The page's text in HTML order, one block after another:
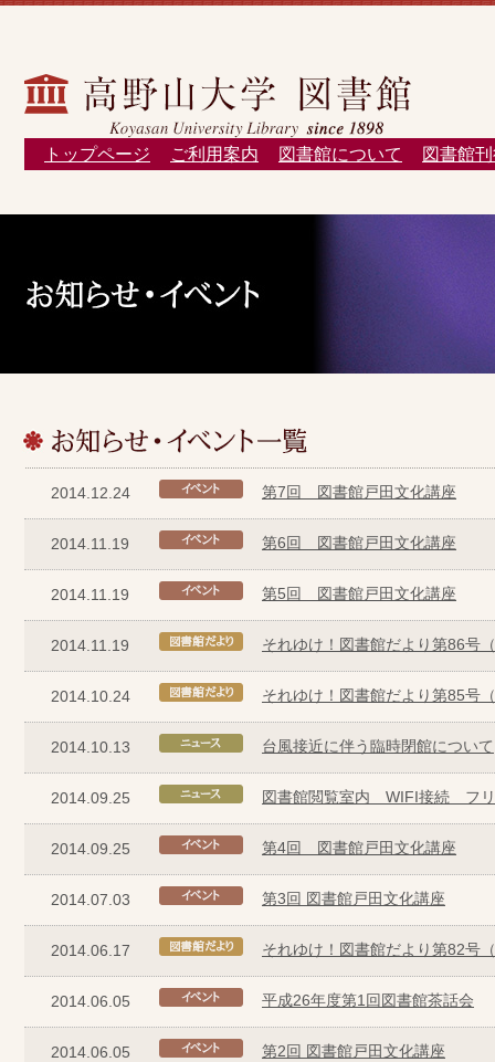
トップページ ご利用案内 図書館について 図書館
2014.12.24 第7回 図書館戸田文化講座
2014.11.19 第6回 図書館戸田文化講座
2014.11.19 第5回 図書館戸田文化講座
2014.11.19 それゆけ！図書館だより第86号
2014.10.24 それゆけ！図書館だより第85号
2014.10.13 台風接近に伴う臨時閉館について
2014.09.25 図書館閲覧室内 WIFI接続 フリ
2014.09.25 第4回 図書館戸田文化講座
2014.07.03 第3回 図書館戸田文化講座
2014.06.17 それゆけ！図書館だより第82号
2014.06.05 平成26年度第1回図書館茶話会
2014.06.05 第2回 図書館戸田文化講座